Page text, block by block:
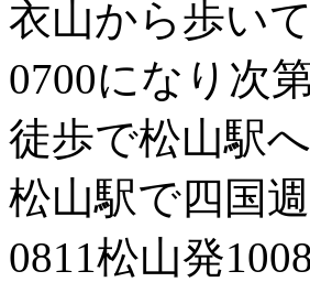
衣山から歩い
0700になり次
徒歩で松山駅へ
松山駅で四国
0811松山発